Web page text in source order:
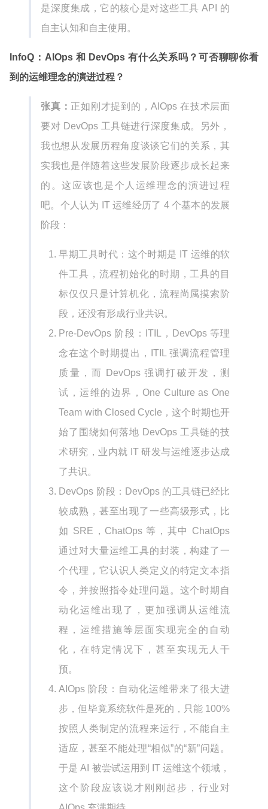
是深度集成，它的核心是对这些工具 API 的
自主认知和自主使用。
InfoQ：AIOps 和 DevOps 有什么关系吗？可否聊聊你看
到的运维理念的演进过程？
张真： 正如刚才提到的，AIOps 在技术层面
要对 DevOps 工具链进行深度集成。另外，
我也想从发展历程角度谈谈它们的关系，其
实我也是伴随着这些发展阶段逐步成长起来
的。这应该也是个人运维理念的演进过程
吧。个人认为 IT 运维经历了 4 个基本的发展
阶段：
早期工具时代：这个时期是 IT 运维的软
件工具，流程初始化的时期，工具的目
标仅仅只是计算机化，流程尚属摸索阶
段，还没有形成行业共识。
Pre-DevOps 阶段：ITIL，DevOps 等理
念在这个时期提出，ITIL 强调流程管理
质量，而 DevOps 强调打破开发，测
试，运维的边界，One Culture as One
Team with Closed Cycle，这个时期也开
始了围绕如何落地 DevOps 工具链的技
术研究，业内就 IT 研发与运维逐步达成
了共识。
DevOps 阶段：DevOps 的工具链已经比
较成熟，甚至出现了一些高级形式，比
如 SRE，ChatOps 等，其中 ChatOps
通过对大量运维工具的封装，构建了一
个代理，它认识人类定义的特定文本指
令，并按照指令处理问题。这个时期自
动化运维出现了，更加强调从运维流
程，运维措施等层面实现完全的自动
化，在特定情况下，甚至实现无人干
预。
AIOps 阶段：自动化运维带来了很大进
步，但毕竟系统软件是死的，只能 100%
按照人类制定的流程来运行，不能自主
适应，甚至不能处理“相似”的“新”问题。
于是 AI 被尝试运用到 IT 运维这个领域，
这个阶段应该说才刚刚起步，行业对